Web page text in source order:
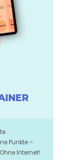
Punkte –
Internet!